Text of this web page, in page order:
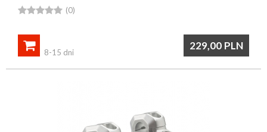
 (0)
229,00 PLN

8-15 dni